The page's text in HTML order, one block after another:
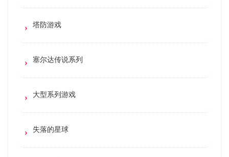
塔防游戏
塞尔达传说系列
大型系列游戏
失落的星球